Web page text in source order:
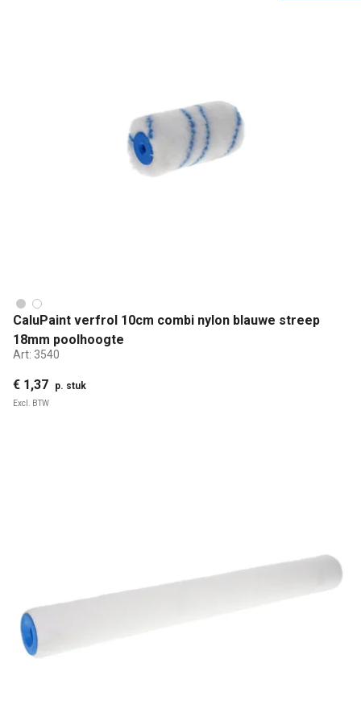
CaluPaint verfrol 10cm combi nylon blauwe streep
18mm poolhoogte
Art: 3540
€ 1,37 p. stuk
Excl. BTW